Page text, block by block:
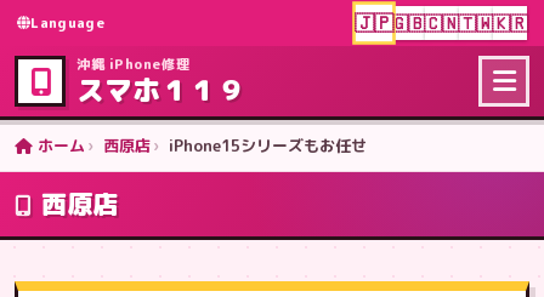
Language 🇯🇵🇬🇧🇨🇳🇹🇼🇰🇷
沖縄 iPhone修理
スマホ１１９
ホーム 西原店 iPhone15シリーズもお任せ
西原店